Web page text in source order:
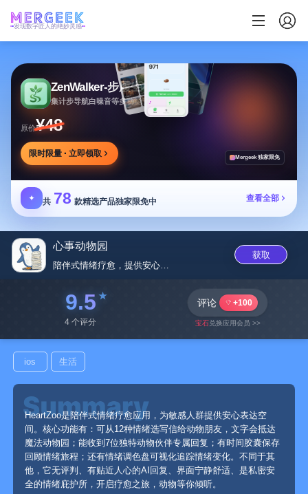
发现数字匠人的绝妙灵感
ZenWalker-步履生花
集计步导航白噪音等多功能于一体的健康应用
原价¥48
限时限量 · 立即领取 Mergeek 独家限免
✦ 共 78 款精选产品独家限免中 查看全部
心事动物园
陪伴式情绪疗愈，提供安心表达空...
获取
9.5
4 个评分
评论 +100
宝石兑换应用会员 >>
ios 生活
HeartZoo是陪伴式情绪疗愈应用，为敏感人群提供安心表达空
间。核心功能有：可从12种情绪选写信给动物朋友，文字会抵达
魔法动物园；能收到7位独特动物伙伴专属回复；有时间胶囊保存
回顾情绪旅程；还有情绪调色盘可视化追踪情绪变化。不同于其
他，它无评判、有贴近人心的AI回复、界面宁静舒适、是私密安
全的情绪庇护所，开启疗愈之旅，动物等你倾听。